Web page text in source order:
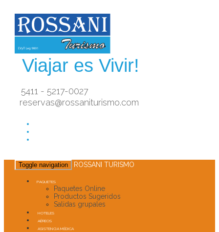
Viajar es Vivir!
5411 - 5217-0027
reservas@rossaniturismo.com
Toggle navigation ROSSANI TURISMO
PAQUETES
Paquetes Online
Productos Sugeridos
Salidas grupales
HOTELES
AÉREOS
ASISTENCIA MÉDICA